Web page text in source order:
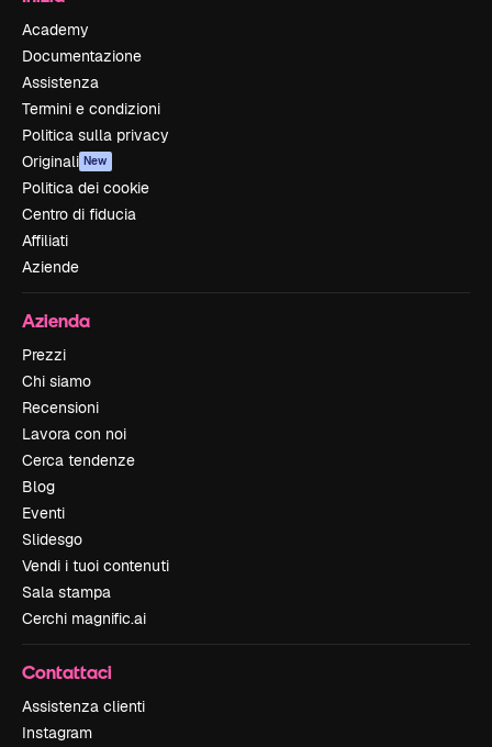
Academy
Documentazione
Assistenza
Termini e condizioni
Politica sulla privacy
Originali New
Politica dei cookie
Centro di fiducia
Affiliati
Aziende
Azienda
Prezzi
Chi siamo
Recensioni
Lavora con noi
Cerca tendenze
Blog
Eventi
Slidesgo
Vendi i tuoi contenuti
Sala stampa
Cerchi magnific.ai
Contattaci
Assistenza clienti
Instagram